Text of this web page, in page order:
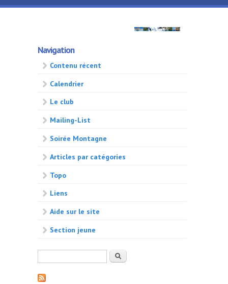
Aller au contenu principal
GMA
500
Navigation
Contenu récent
Calendrier
Le club
Mailing-List
Soirée Montagne
Articles par catégories
Topo
Liens
Aide sur le site
Section jeune
Formulaire de rechercheRechercher